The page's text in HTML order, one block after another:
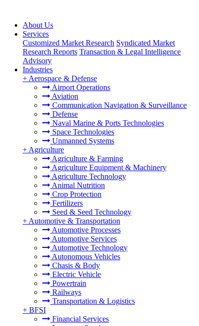
About Us
Services
Customized Market Research Syndicated Market
Research Reports Transaction & Legal Intelligence
Advisory
Industries
+ Aerospace & Defense
Airport Operations
Aviation
Communication Navigation & Surveillance
Defense
Naval Marine & Ports Technologies
Space Technologies
Unmanned Systems
+ Agriculture
Agriculture & Farming
Agriculture Equipment & Machinery
Agriculture Technology
Animal Nutrition
Crop Protection
Fertilizers
Seed & Seed Technology
+ Automotive & Transportation
Automotive Processes
Automotive Services
Automotive Technology
Autonomous Vehicles
Chasis & Body
Electric Vehicle
Powertrain
Railways
Transportation & Logistics
+ BFSI
Financial Services